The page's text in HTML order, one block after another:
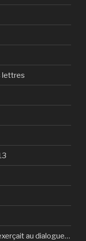
lettres
au dialogue…